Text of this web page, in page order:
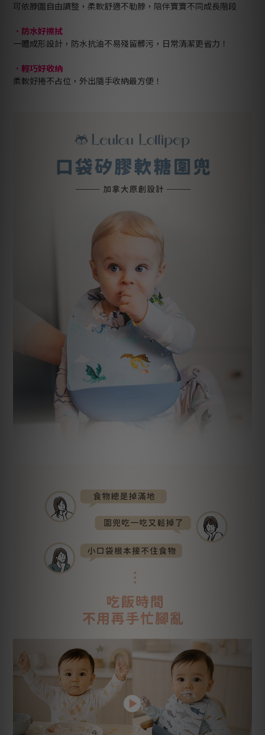
可依脖圍自由調整，柔軟舒適不勒脖，陪伴寶寶不同成長階段
． 防水好擦拭
一體成形設計，防水抗油不易殘留髒污，日常清潔更省力！
． 輕巧好收納
柔軟好捲不占位，外出隨手收納最方便！